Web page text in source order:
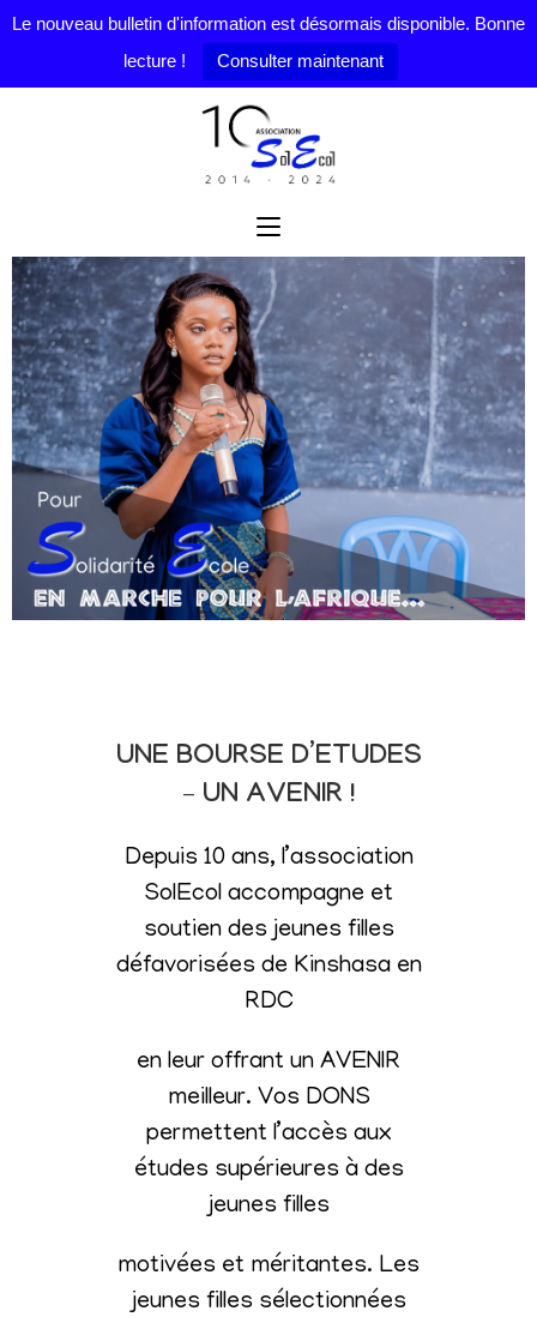
Le nouveau bulletin d'information est désormais disponible. Bonne
lecture !
Consulter maintenant
UNE BOURSE D’ETUDES
– UN AVENIR !
Depuis 10 ans, l’association
SolEcol accompagne et
soutien des jeunes filles
défavorisées de Kinshasa en
RDC
en leur offrant un AVENIR
meilleur. Vos DONS
permettent l’accès aux
études supérieures à des
jeunes filles
motivées et méritantes. Les
jeunes filles sélectionnées